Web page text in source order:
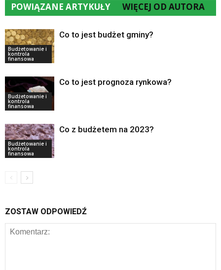
POWIĄZANE ARTYKUŁY WIĘCEJ OD AUTORA
Budżetowanie i
kontrola
finansowa
Co to jest budżet gminy?
Budżetowanie i
kontrola
finansowa
Co to jest prognoza rynkowa?
Budżetowanie i
kontrola
finansowa
Co z budżetem na 2023?
ZOSTAW ODPOWIEDŹ